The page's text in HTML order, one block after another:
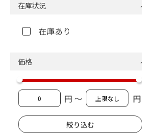
在庫状況
在庫あり
価格
円 ～ 円